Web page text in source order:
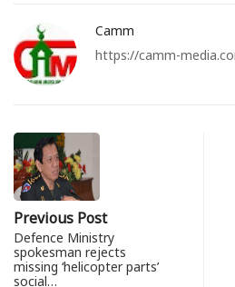
Camm
https://camm-
Previous Post
Defence Ministry
spokesman rejects
missing ‘helicopter parts’
social…